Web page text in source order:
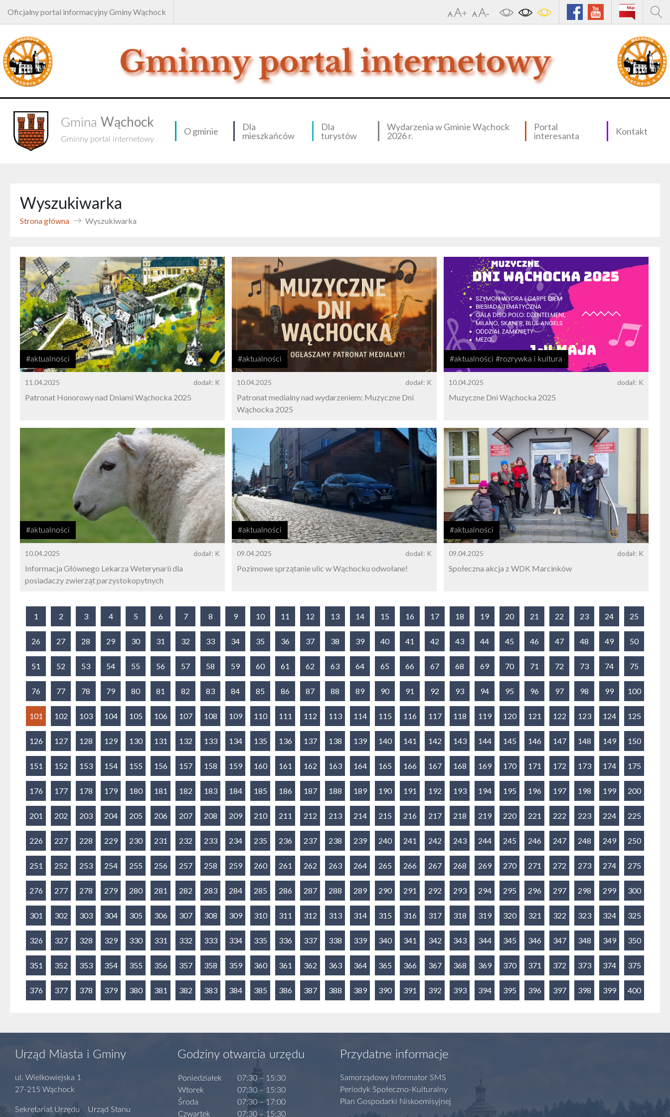
Oficjalny portal informacyjny Gminy Wąchock
Gmina Wąchock
Gminny portal internetowy
O gminie
Dla
mieszkańców
Dla
turystów
Wydarzenia w Gminie Wąchock
2026 r.
Portal
interesanta
Kontakt
Wyszukiwarka
Strona główna Wyszukiwarka
#aktualności
11.04.2025 dodał: K
Patronat Honorowy nad Dniami Wąchocka 2025
#aktualności
10.04.2025 dodał: K
Patronat medialny nad wydarzeniem: Muzyczne Dni
Wąchocka 2025
#aktualności #rozrywka i kultura
10.04.2025 dodał: K
Muzyczne Dni Wąchocka 2025
#aktualności
10.04.2025 dodał: K
Informacja Głównego Lekarza Weterynarii dla
posiadaczy zwierząt parzystokopytnych
#aktualności
09.04.2025 dodał: K
Pozimowe sprzątanie ulic w Wąchocku odwołane!
#aktualności
09.04.2025 dodał: K
Społeczna akcja z WDK Marcinków
1 2 3 4 5 6 7 8 9 10 11 12 13 14 15 16 17 18 19 20 21 22 23 24 25
26 27 28 29 30 31 32 33 34 35 36 37 38 39 40 41 42 43 44 45 46 47 48 49 50
51 52 53 54 55 56 57 58 59 60 61 62 63 64 65 66 67 68 69 70 71 72 73 74 75
76 77 78 79 80 81 82 83 84 85 86 87 88 89 90 91 92 93 94 95 96 97 98 99 100
101 102 103 104 105 106 107 108 109 110 111 112 113 114 115 116 117 118 119 120 121 122 123 124 125
126 127 128 129 130 131 132 133 134 135 136 137 138 139 140 141 142 143 144 145 146 147 148 149 150
151 152 153 154 155 156 157 158 159 160 161 162 163 164 165 166 167 168 169 170 171 172 173 174 175
176 177 178 179 180 181 182 183 184 185 186 187 188 189 190 191 192 193 194 195 196 197 198 199 200
201 202 203 204 205 206 207 208 209 210 211 212 213 214 215 216 217 218 219 220 221 222 223 224 225
226 227 228 229 230 231 232 233 234 235 236 237 238 239 240 241 242 243 244 245 246 247 248 249 250
251 252 253 254 255 256 257 258 259 260 261 262 263 264 265 266 267 268 269 270 271 272 273 274 275
276 277 278 279 280 281 282 283 284 285 286 287 288 289 290 291 292 293 294 295 296 297 298 299 300
301 302 303 304 305 306 307 308 309 310 311 312 313 314 315 316 317 318 319 320 321 322 323 324 325
326 327 328 329 330 331 332 333 334 335 336 337 338 339 340 341 342 343 344 345 346 347 348 349 350
351 352 353 354 355 356 357 358 359 360 361 362 363 364 365 366 367 368 369 370 371 372 373 374 375
376 377 378 379 380 381 382 383 384 385 386 387 388 389 390 391 392 393 394 395 396 397 398 399 400
Urząd Miasta i Gminy
ul. Wielkowiejska 1
27-215 Wąchock
Sekretariat Urzędu Urząd Stanu
Godziny otwarcia urzędu
Poniedziałek
Wtorek
Środa
Czwartek
07:30 – 15:30
07:30 – 15:30
07:30 – 17:00
07:30 – 15:30
Przydatne informacje
Samorządowy Informator SMS
Periodyk Społeczno-Kulturalny
Plan Gospodarki Niskoemisyjnej